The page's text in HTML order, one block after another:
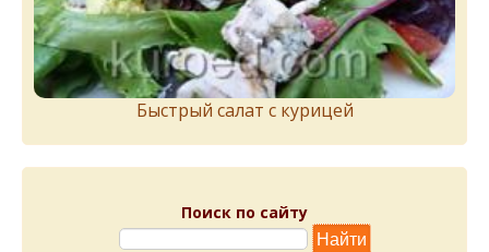
Быстрый салат с курицей
Поиск по сайту